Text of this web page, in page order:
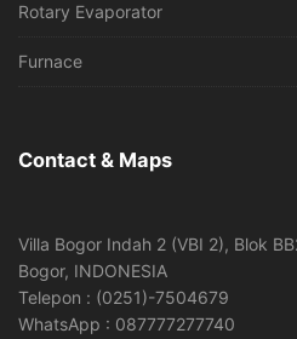
Rotary Evaporator
Furnace
Contact & Maps
Villa Bogor Indah 2 (VBI 2), Blok
Bogor, INDONESIA
Telepon : (0251)-7504679
WhatsApp : 087777277740